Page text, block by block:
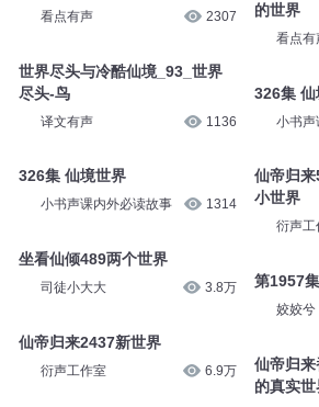
看点有声 2307
世界尽头与冷酷仙境_93_世界
尽头-鸟
译文有声 1136
326集 仙境世界
小书声课内外必读故事 1314
坐看仙倾489两个世界
司徒小大大 3.8万
仙帝归来2437新世界
衍声工作室 6.9万
的世界
看点有
326集 仙
小书声
仙帝归
小世界
衍声工
第1957
姣姣兮
仙帝归
的真实世